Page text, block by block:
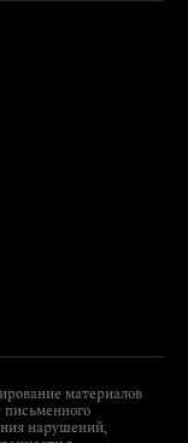
материалов
нарушений,